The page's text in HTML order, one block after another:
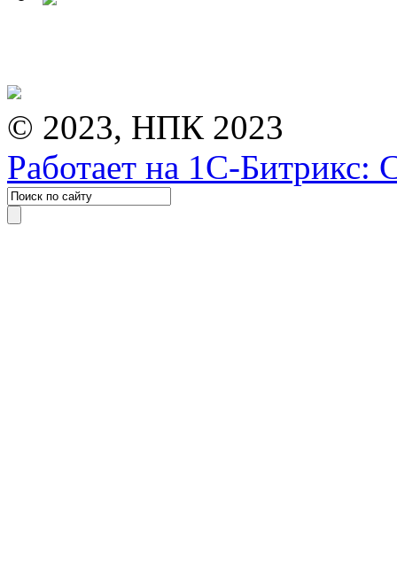
© 2023, НПК 2023
Работает на 1С-Битрикс: